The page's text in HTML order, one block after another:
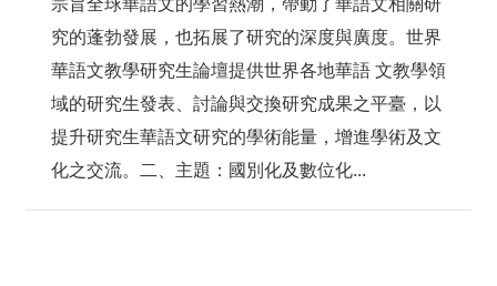
宗旨全球華語文的學習熱潮，帶動了華語文相關研
究的蓬勃發展，也拓展了研究的深度與廣度。世界
華語文教學研究生論壇提供世界各地華語 文教學領
域的研究生發表、討論與交換研究成果之平臺，以
提升研究生華語文研究的學術能量，增進學術及文
化之交流。二、主題：國別化及數位化...